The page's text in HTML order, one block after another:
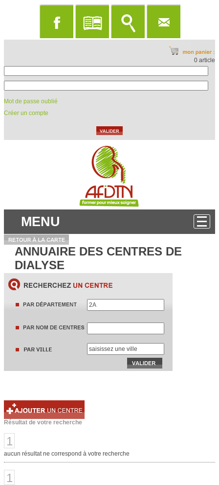
0 article
Mot de passe oublié
Créer un compte
MENU
ANNUAIRE DES CENTRES DE
DIALYSE
Résultat de votre recherche
1
aucun résultat ne correspond à votre recherche
1